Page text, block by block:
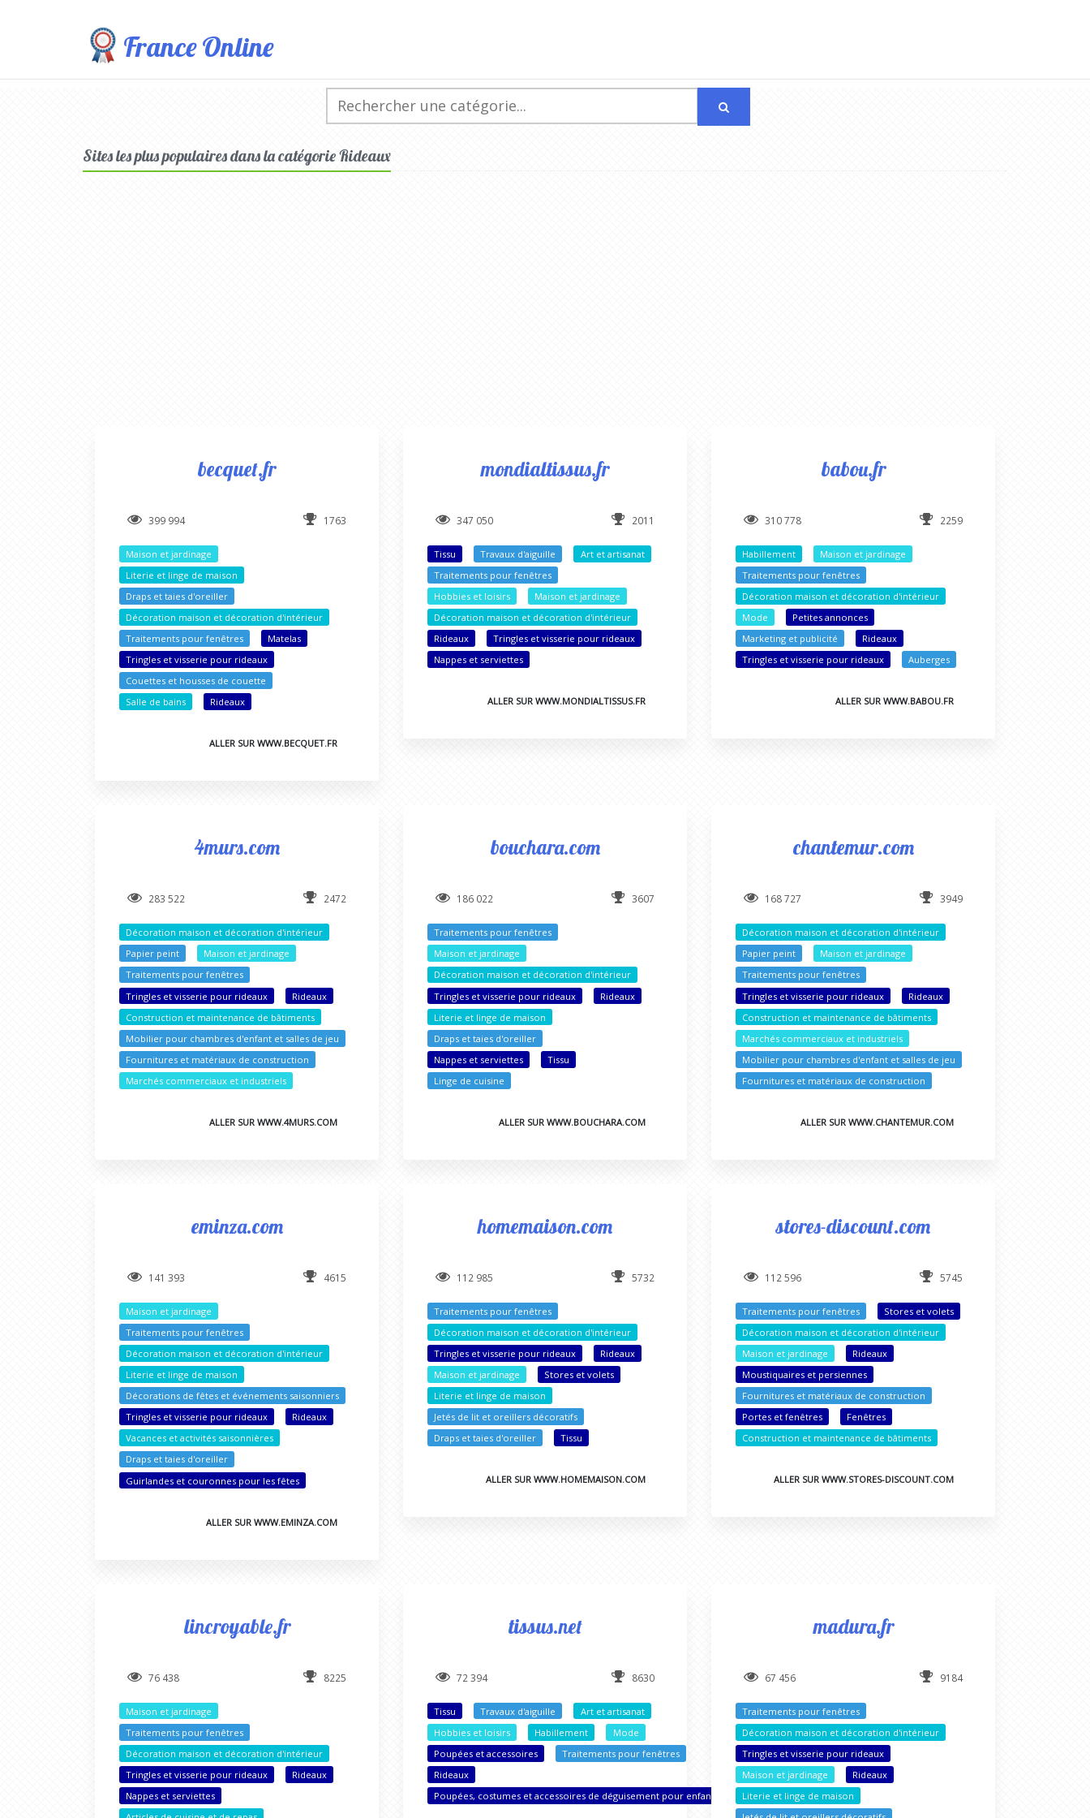
France Online
Sites les plus populaires dans la catégorie Rideaux
becquet.fr
399 994 1763
Maison et jardinage
Literie et linge de maison
Draps et taies d'oreiller
Décoration maison et décoration d'intérieur
Traitements pour fenêtres
Matelas
Tringles et visserie pour rideaux
Couettes et housses de couette
Salle de bains
Rideaux
ALLER SUR WWW.BECQUET.FR
mondialtissus.fr
347 050 2011
Tissu Travaux d'aiguille
Art et artisanat
Traitements pour fenêtres
Hobbies et loisirs
Maison et jardinage
Décoration maison et décoration d'intérieur
Rideaux
Tringles et visserie pour rideaux
Nappes et serviettes
ALLER SUR WWW.MONDIALTISSUS.FR
babou.fr
310 778 2259
Habillement
Maison et jardinage
Traitements pour fenêtres
Décoration maison et décoration d'intérieur
Mode
Petites annonces
Marketing et publicité
Rideaux
Tringles et visserie pour rideaux
Auberges
ALLER SUR WWW.BABOU.FR
4murs.com
283 522 2472
Décoration maison et décoration d'intérieur
Papier peint
Maison et jardinage
Traitements pour fenêtres
Tringles et visserie pour rideaux
Rideaux
Construction et maintenance de bâtiments
Mobilier pour chambres d'enfant et salles de jeu
Fournitures et matériaux de construction
Marchés commerciaux et industriels
ALLER SUR WWW.4MURS.COM
bouchara.com
186 022 3607
Traitements pour fenêtres
Maison et jardinage
Décoration maison et décoration d'intérieur
Tringles et visserie pour rideaux
Rideaux
Literie et linge de maison
Draps et taies d'oreiller
Nappes et serviettes
Tissu
Linge de cuisine
ALLER SUR WWW.BOUCHARA.COM
chantemur.com
168 727 3949
Décoration maison et décoration d'intérieur
Papier peint
Maison et jardinage
Traitements pour fenêtres
Tringles et visserie pour rideaux
Rideaux
Construction et maintenance de bâtiments
Marchés commerciaux et industriels
Mobilier pour chambres d'enfant et salles de jeu
Fournitures et matériaux de construction
ALLER SUR WWW.CHANTEMUR.COM
eminza.com
141 393 4615
Maison et jardinage
Traitements pour fenêtres
Décoration maison et décoration d'intérieur
Literie et linge de maison
Décorations de fêtes et événements saisonniers
Tringles et visserie pour rideaux
Rideaux
Vacances et activités saisonnières
Draps et taies d'oreiller
Guirlandes et couronnes pour les fêtes
ALLER SUR WWW.EMINZA.COM
homemaison.com
112 985 5732
Traitements pour fenêtres
Décoration maison et décoration d'intérieur
Tringles et visserie pour rideaux
Rideaux
Maison et jardinage
Stores et volets
Literie et linge de maison
Jetés de lit et oreillers décoratifs
Draps et taies d'oreiller
Tissu
ALLER SUR WWW.HOMEMAISON.COM
stores-discount.com
112 596 5745
Traitements pour fenêtres
Stores et volets
Décoration maison et décoration d'intérieur
Maison et jardinage
Rideaux
Moustiquaires et persiennes
Fournitures et matériaux de construction
Portes et fenêtres
Fenêtres
Construction et maintenance de bâtiments
ALLER SUR WWW.STORES-DISCOUNT.COM
lincroyable.fr
76 438 8225
Maison et jardinage
Traitements pour fenêtres
Décoration maison et décoration d'intérieur
Tringles et visserie pour rideaux
Rideaux
Nappes et serviettes
tissus.net
72 394 8630
Tissu Travaux d'aiguille
Art et artisanat
Hobbies et loisirs
Habillement
Mode
Poupées et accessoires
Traitements pour fenêtres
Rideaux
Poupées, costumes et accessoires de déguisement pour enfants
madura.fr
67 456 9184
Traitements pour fenêtres
Décoration maison et décoration d'intérieur
Tringles et visserie pour rideaux
Maison et jardinage
Rideaux
Literie et linge de maison